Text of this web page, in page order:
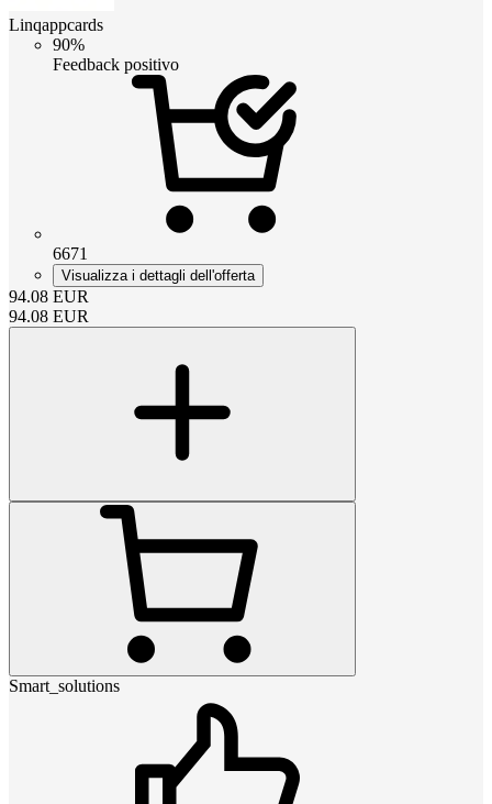
Linqappcards
90%
Feedback positivo
6671
Visualizza i dettagli dell'offerta
94.08 EUR
94.08 EUR
Smart_solutions